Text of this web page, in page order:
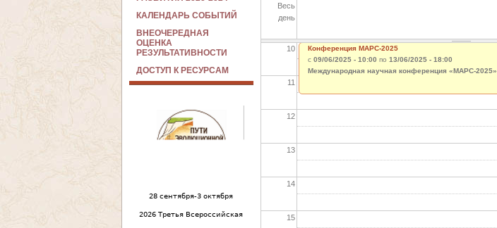
Весь
день
09
10
11
12
13
14
15
Конференция МАРС-2025
с 09/06/2025 - 10:00 по 13/06/2025 - 18:00
Международная научная конференция «МАРС-2025»
КАЛЕНДАРЬ СОБЫТИЙ
ВНЕОЧЕРЕДНАЯ
ОЦЕНКА
РЕЗУЛЬТАТИВНОСТИ
ДОСТУП К РЕСУРСАМ
28 сентября-3 октября
2026 Третья Всероссийская